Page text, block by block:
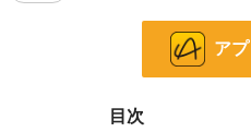
30,211 位 / 228,787 件
12,881 位 / 66,372 件
ア
目次